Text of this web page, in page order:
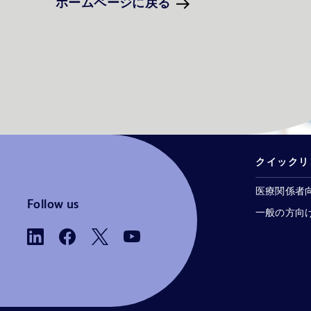
ホームページに戻る
Follow us
クイック
医療関係者
一般の方向